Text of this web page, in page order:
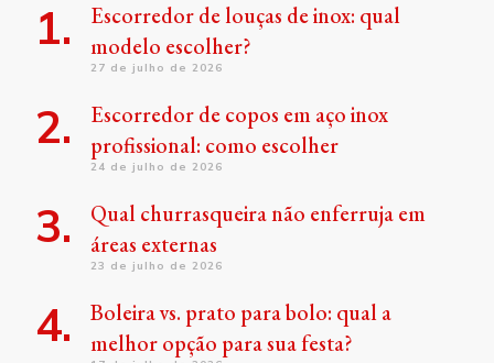
Escorredor de louças de inox: qual
modelo escolher?
27 de julho de 2026
Escorredor de copos em aço inox
profissional: como escolher
24 de julho de 2026
Qual churrasqueira não enferruja em
áreas externas
23 de julho de 2026
Boleira vs. prato para bolo: qual a
melhor opção para sua festa?